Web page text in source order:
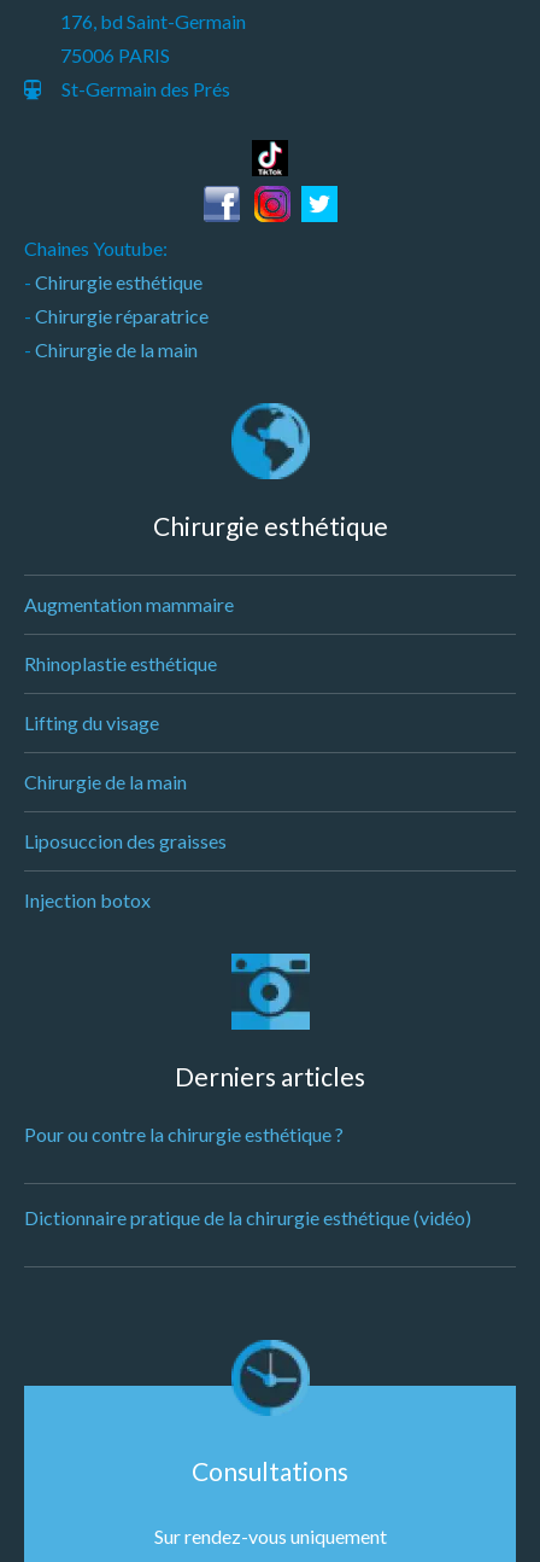
176, bd Saint-Germain
75006 PARIS
St-Germain des Prés
Chaines Youtube:
- Chirurgie esthétique
- Chirurgie réparatrice
- Chirurgie de la main
Chirurgie esthétique
Augmentation mammaire
Rhinoplastie esthétique
Lifting du visage
Chirurgie de la main
Liposuccion des graisses
Injection botox
Derniers articles
Pour ou contre la chirurgie esthétique ?
Dictionnaire pratique de la chirurgie esthétique (vidéo)
Consultations
Sur rendez-vous uniquement